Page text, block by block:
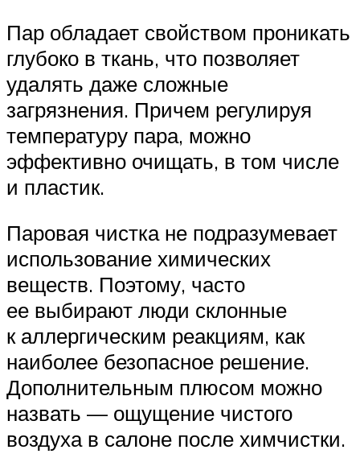
Пар обладает свойством проникать
глубоко в ткань, что позволяет
удалять даже сложные
загрязнения. Причем регулируя
температуру пара, можно
эффективно очищать, в том числе
и пластик.
Паровая чистка не подразумевает
использование химических
веществ. Поэтому, часто
ее выбирают люди склонные
к аллергическим реакциям, как
наиболее безопасное решение.
Дополнительным плюсом можно
назвать — ощущение чистого
воздуха в салоне после химчистки.